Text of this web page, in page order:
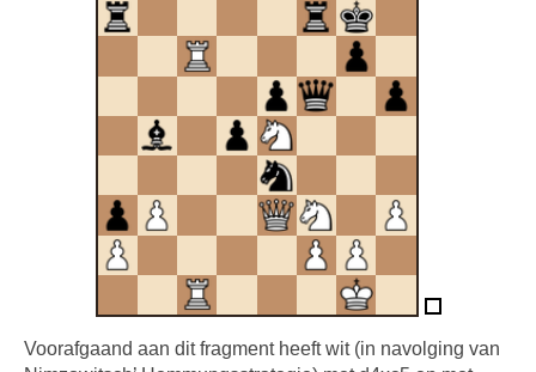
Voorafgaand aan dit fragment heeft wit (in navolging van